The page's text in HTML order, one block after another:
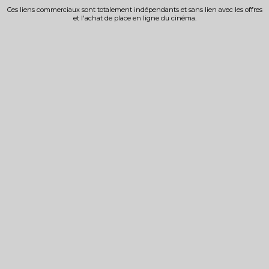
Ces liens commerciaux sont totalement indépendants et sans lien avec les offres
et l'achat de place en ligne du cinéma.